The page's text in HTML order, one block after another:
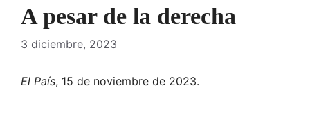
A pesar de la derecha
3 diciembre, 2023
El País, 15 de noviembre de 2023.